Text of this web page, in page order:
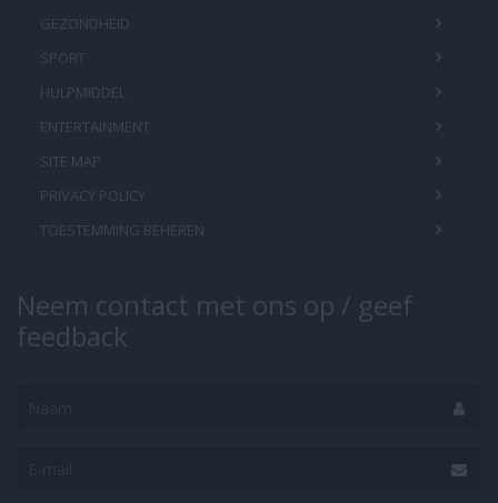
GEZONDHEID
SPORT
HULPMIDDEL
ENTERTAINMENT
SITE MAP
PRIVACY POLICY
TOESTEMMING BEHEREN
Neem contact met ons op / geef
feedback